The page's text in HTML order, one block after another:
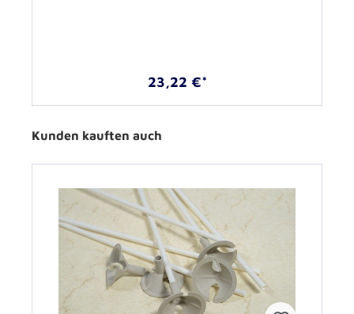
23,22 €*
Kunden kauften auch